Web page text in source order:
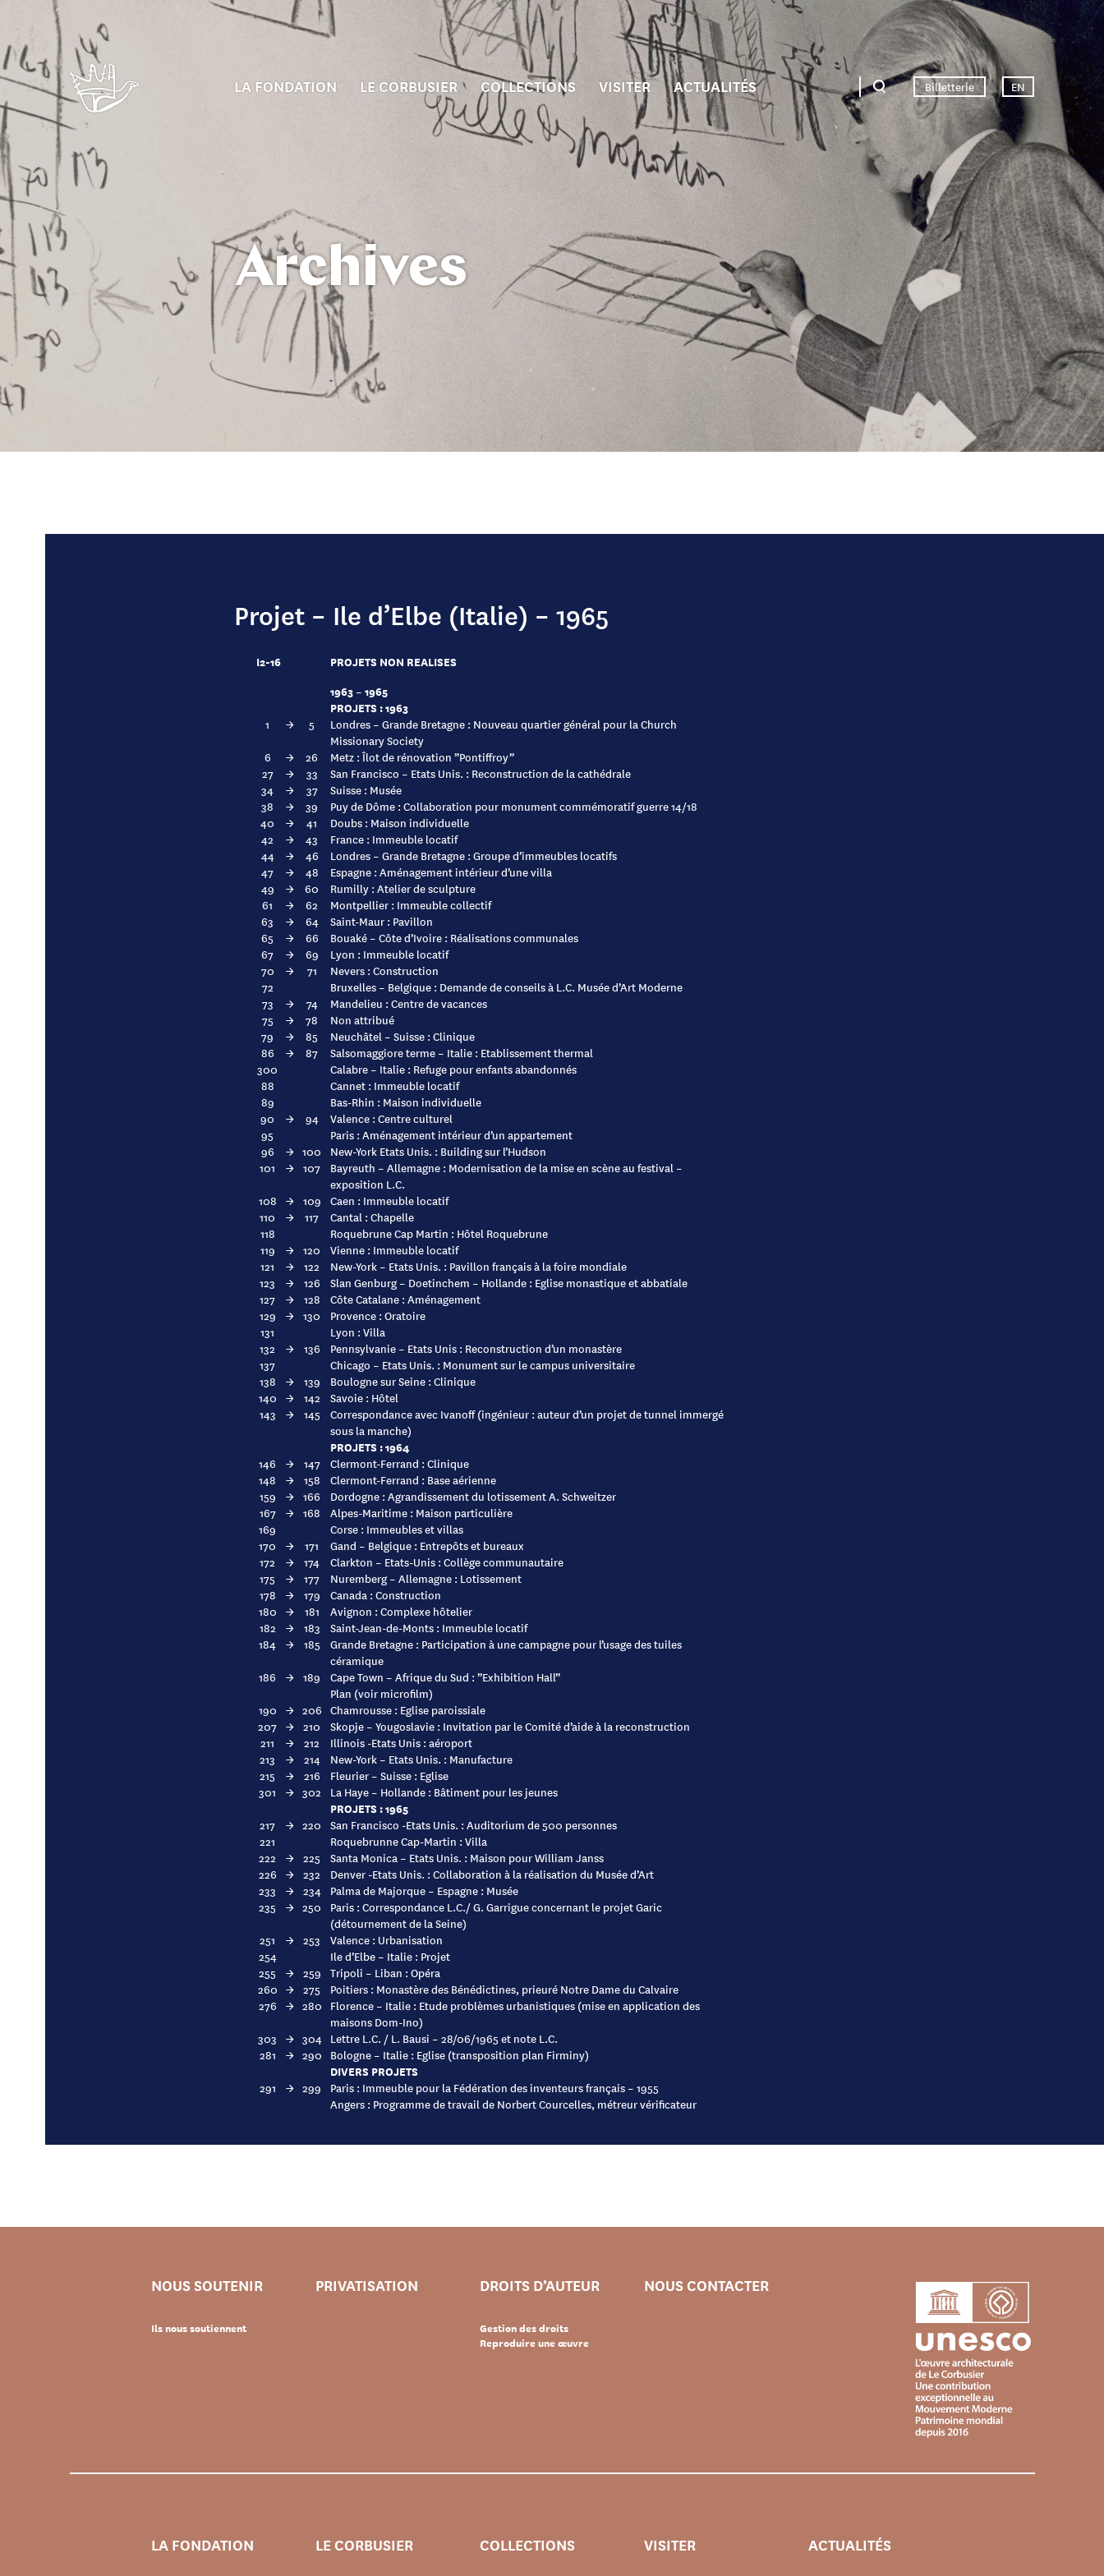
LA FONDATION LE CORBUSIER COLLECTIONS VISITER ACTUALITÉS Billetterie EN
Archives
Projet – Ile d’Elbe (Italie) – 1965
I2-16
PROJETS NON REALISES
1963 – 1965
PROJETS : 1963
1 → 5
Londres – Grande Bretagne : Nouveau quartier général pour la Church
Missionary Society
6
→ 26
Metz : Îlot de rénovation ”Pontiffroy”
27
→ 33
San Francisco – Etats Unis. : Reconstruction de la cathédrale
34
→ 37
Suisse : Musée
38
→ 39
Puy de Dôme : Collaboration pour monument commémoratif guerre 14/18
40
→ 41
Doubs : Maison individuelle
42
→ 43
France : Immeuble locatif
44
→ 46
Londres – Grande Bretagne : Groupe d’immeubles locatifs
47
→ 48
Espagne : Aménagement intérieur d’une villa
49
→ 60
Rumilly : Atelier de sculpture
61
→ 62
Montpellier : Immeuble collectif
63
→ 64
Saint-Maur : Pavillon
65
→ 66
Bouaké – Côte d’Ivoire : Réalisations communales
67
→ 69
Lyon : Immeuble locatif
70
→ 71
Nevers : Construction
72
Bruxelles – Belgique : Demande de conseils à L.C. Musée d’Art Moderne
73
→ 74
Mandelieu : Centre de vacances
75
→ 78
Non attribué
79
→ 85
Neuchâtel – Suisse : Clinique
86
→ 87
Salsomaggiore terme – Italie : Etablissement thermal
300
Calabre – Italie : Refuge pour enfants abandonnés
88
Cannet : Immeuble locatif
89
Bas-Rhin : Maison individuelle
90
→ 94
Valence : Centre culturel
95
Paris : Aménagement intérieur d’un appartement
96
→ 100
New-York Etats Unis. : Building sur l’Hudson
101
→ 107
Bayreuth – Allemagne : Modernisation de la mise en scène au festival –
exposition L.C.
108 → 109 Caen : Immeuble locatif
110
→ 117
Cantal : Chapelle
118
Roquebrune Cap Martin : Hôtel Roquebrune
119
→ 120
Vienne : Immeuble locatif
121
→ 122
New-York – Etats Unis. : Pavillon français à la foire mondiale
123
→ 126
Slan Genburg – Doetinchem – Hollande : Eglise monastique et abbatiale
127
→ 128
Côte Catalane : Aménagement
129
→ 130
Provence : Oratoire
131
Lyon : Villa
132
→ 136
Pennsylvanie – Etats Unis : Reconstruction d’un monastère
137
Chicago – Etats Unis. : Monument sur le campus universitaire
138
→ 139
Boulogne sur Seine : Clinique
140 → 142
Savoie : Hôtel
143
→ 145
Correspondance avec Ivanoff (ingénieur : auteur d’un projet de tunnel immergé
sous la manche)
PROJETS : 1964
146 → 147
Clermont-Ferrand : Clinique
148
→ 158
Clermont-Ferrand : Base aérienne
159
→ 166
Dordogne : Agrandissement du lotissement A. Schweitzer
167
→ 168
Alpes-Maritime : Maison particulière
169
Corse : Immeubles et villas
170
→ 171
Gand – Belgique : Entrepôts et bureaux
172
→ 174
Clarkton – Etats-Unis : Collège communautaire
175
→ 177
Nuremberg – Allemagne : Lotissement
178
→ 179
Canada : Construction
180 → 181
Avignon : Complexe hôtelier
182
→ 183
Saint-Jean-de-Monts : Immeuble locatif
184 → 185
Grande Bretagne : Participation à une campagne pour l’usage des tuiles
céramique
186
→ 189
Cape Town – Afrique du Sud : ”Exhibition Hall”
Plan (voir microfilm)
190 → 206 Chamrousse : Eglise paroissiale
207 → 210
Skopje – Yougoslavie : Invitation par le Comité d’aide à la reconstruction
211
→ 212
Illinois -Etats Unis : aéroport
213
→ 214
New-York – Etats Unis. : Manufacture
215
→ 216
Fleurier – Suisse : Eglise
301
→ 302 La Haye – Hollande : Bâtiment pour les jeunes
PROJETS : 1965
217 → 220 San Francisco -Etats Unis. : Auditorium de 500 personnes
221
Roquebrunne Cap-Martin : Villa
222 → 225
Santa Monica – Etats Unis. : Maison pour William Janss
226 → 232
Denver -Etats Unis. : Collaboration à la réalisation du Musée d’Art
233
→ 234
Palma de Majorque – Espagne : Musée
235
→ 250
Paris : Correspondance L.C./ G. Garrigue concernant le projet Garic
(détournement de la Seine)
251
→ 253
Valence : Urbanisation
254
Ile d’Elbe – Italie : Projet
255
→ 259 Tripoli – Liban : Opéra
260 → 275
Poitiers : Monastère des Bénédictines, prieuré Notre Dame du Calvaire
276 → 280 Florence – Italie : Etude problèmes urbanistiques (mise en application des
maisons Dom-Ino)
303 → 304 Lettre L.C. / L. Bausi – 28/06/1965 et note L.C.
281
→ 290 Bologne – Italie : Eglise (transposition plan Firminy)
DIVERS PROJETS
291 → 299
Paris : Immeuble pour la Fédération des inventeurs français – 1955
Angers : Programme de travail de Norbert Courcelles, métreur vérificateur
NOUS SOUTENIR
Ils nous soutiennent
PRIVATISATION DROITS D’AUTEUR
Gestion des droits
Reproduire une œuvre
NOUS CONTACTER
LA FONDATION LE CORBUSIER COLLECTIONS VISITER ACTUALITÉS